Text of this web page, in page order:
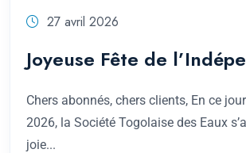
27 avril 2026
Joyeuse Fête de
Chers abonnés, chers clients, En ce
2026, la Société Togolaise des Eaux
joie...